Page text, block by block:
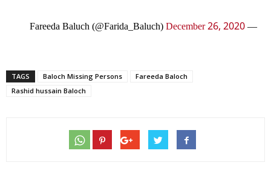
— Fareeda Baluch (@Farida_Baluch)
December 26, 2020
TAGS Baloch Missing Persons
Fareeda Baloch
Rashid hussain Baloch